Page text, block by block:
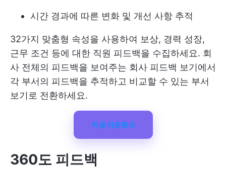
시간 경과에 따른 변화 및 개선 사항 추적
32가지 맞춤형 속성을 사용하여 보상, 경력 성장,
근무 조건 등에 대한 직원 피드백을 수집하세요. 회
사 전체의 피드백을 보여주는 회사 피드백 보기에서
각 부서의 피드백을 추적하고 비교할 수 있는 부서
보기로 전환하세요.
지금 다운로드
360도 피드백